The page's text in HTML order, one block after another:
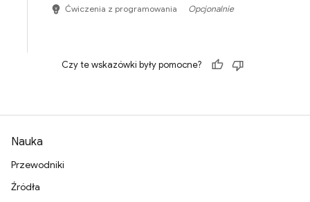
emoji_objects Ćwiczenia z programowania Opcjonalnie
Czy te wskazówki były pomocne?
Nauka
Przewodniki
Źródła